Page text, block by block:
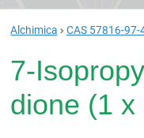
Alchimica CAS 57816-97-
7-
dione (1 x